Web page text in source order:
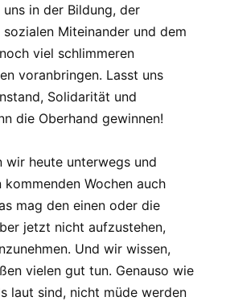
in der Bildung, der
sozialen Miteinander und dem
viel schlimmeren
voranbringen. Lasst uns
Solidarität und
die Oberhand gewinnen!
wir heute unterwegs und
Wochen auch
mag den einen oder die
jetzt nicht aufzustehen,
Und wir wissen,
vielen gut tun. Genauso wie
laut sind, nicht müde werden